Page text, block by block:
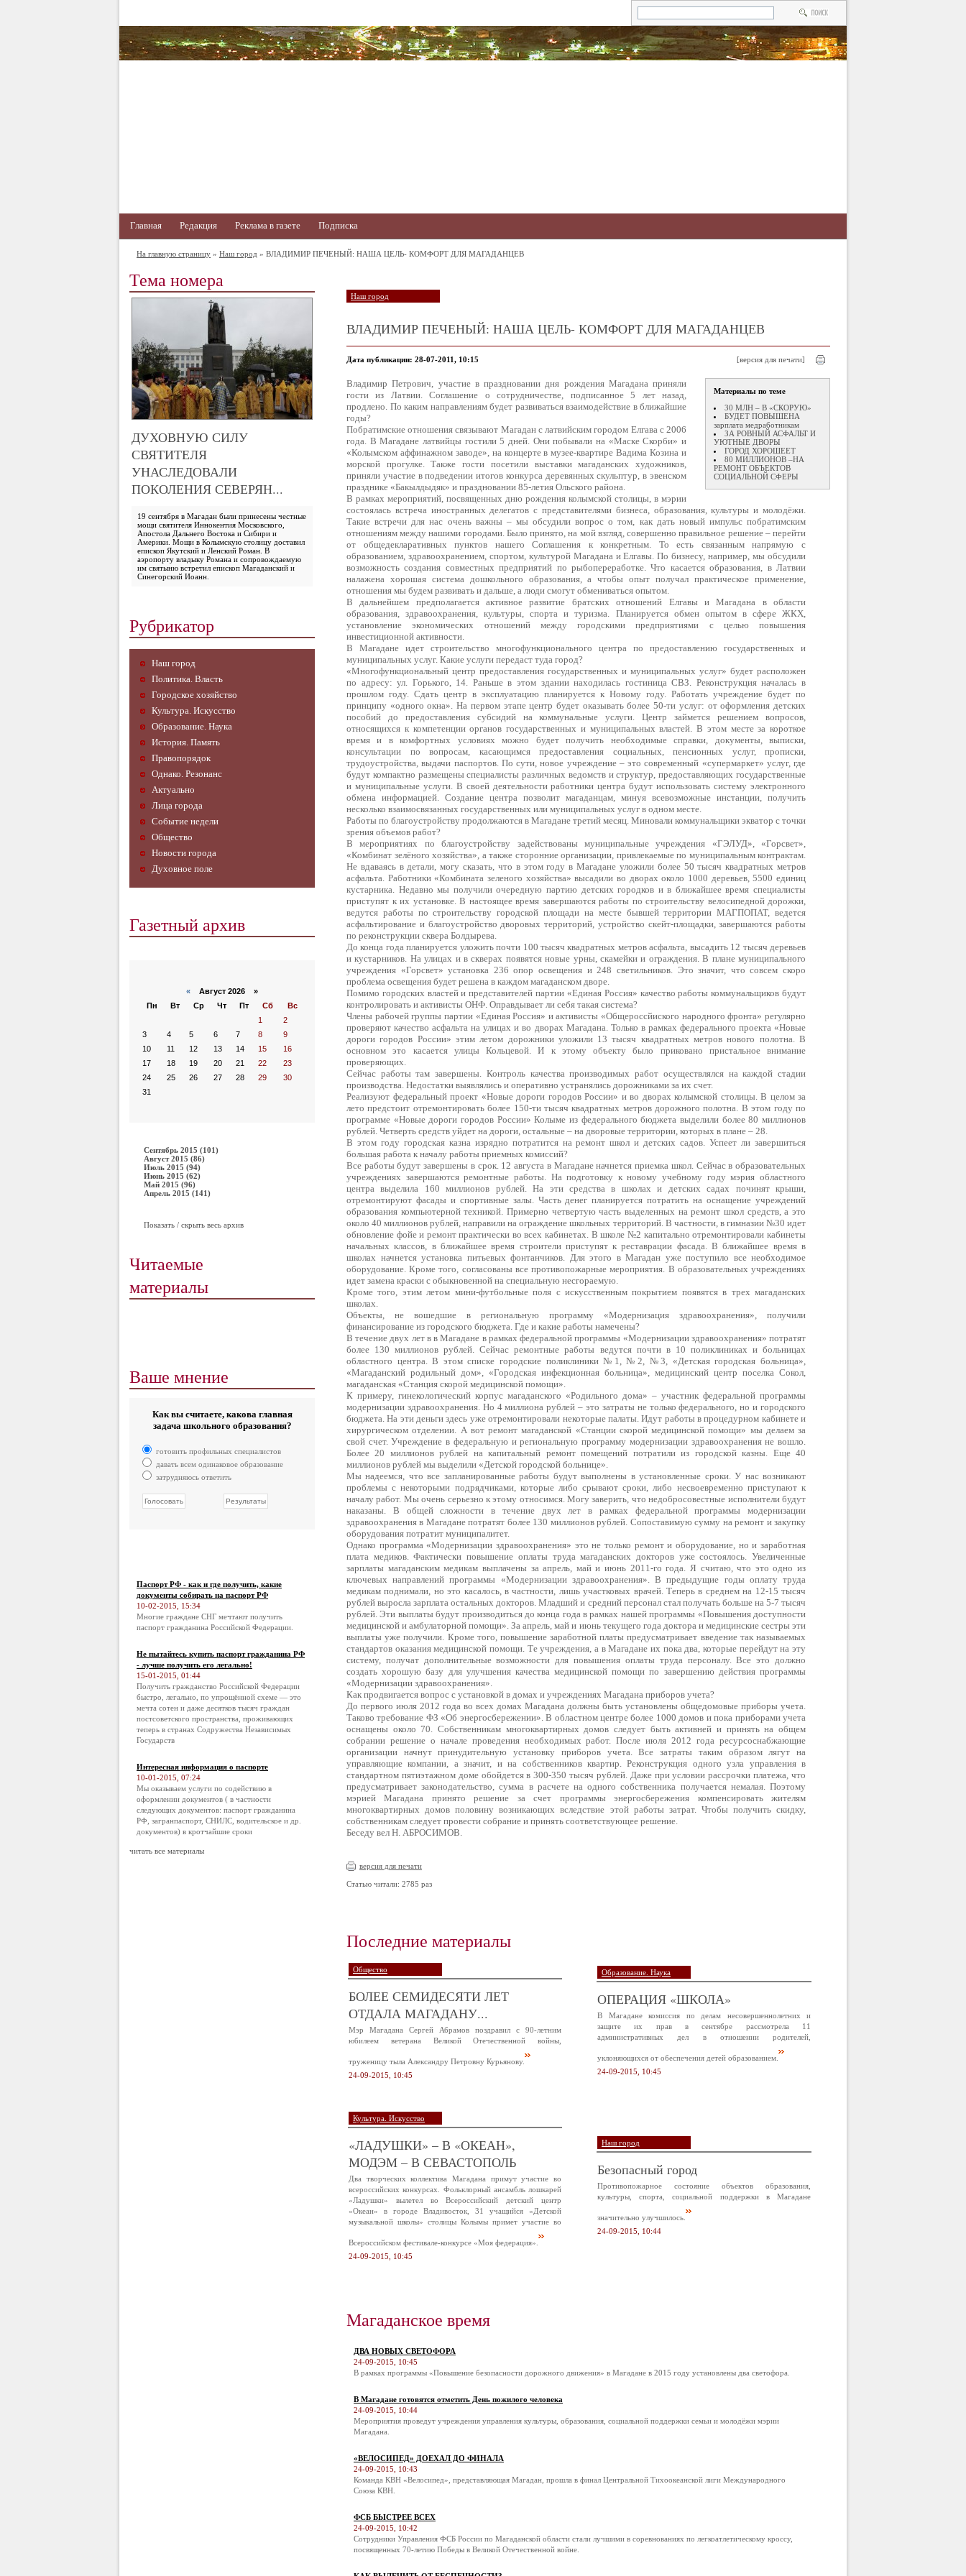
Главная Редакция Реклама в газете Подписка
На главную страницу » Наш город » ВЛАДИМИР ПЕЧЕНЫЙ: НАША ЦЕЛЬ- КОМФОРТ ДЛЯ МАГАДАНЦЕВ
Тема номера
ДУХОВНУЮ СИЛУ
СВЯТИТЕЛЯ
УНАСЛЕДОВАЛИ
ПОКОЛЕНИЯ СЕВЕРЯН...
19 сентября в Магадан были принесены честные
мощи святителя Иннокентия Московского,
Апостола Дальнего Востока и Сибири и
Америки. Мощи в Колымскую столицу доставил
епископ Якутский и Ленский Роман. В
аэропорту владыку Романа и сопровождаемую
им святыню встретил епископ Магаданский и
Синегорский Иоанн.
Рубрикатор
Наш город
Политика. Власть
Городское хозяйство
Культура. Искусство
Образование. Наука
История. Память
Правопорядок
Однако. Резонанс
Актуально
Лица города
Событие недели
Общество
Новости города
Духовное поле
Газетный архив
« Август 2026 »
Пн
Вт Ср Чт Пт Сб
Вс
1
2
3
4 5 6 7 8
9
10
11 12 13 14 15
16
17
18 19 20 21 22
23
24
25 26 27 28 29
30
31
Сентябрь 2015 (101)
Август 2015 (86)
Июль 2015 (94)
Июнь 2015 (62)
Май 2015 (96)
Апрель 2015 (141)
Показать / скрыть весь архив
Читаемые
материалы
Ваше мнение
Как вы считаете, какова главная
задача школьного образования?
готовить профильных специалистов
давать всем одинаковое образование
затрудняюсь ответить
Паспорт РФ - как и где получить, какие
документы собирать на паспорт РФ
10-02-2015, 15:34
Многие граждане СНГ мечтают получить
паспорт гражданина Российской Федерации.
Не пытайтесь купить паспорт гражданина РФ
- лучше получить его легально!
15-01-2015, 01:44
Получить гражданство Российской Федерации
быстро, легально, по упрощённой схеме — это
мечта сотен и даже десятков тысяч граждан
постсоветского пространства, проживающих
теперь в странах Содружества Независимых
Государств
Интересная информация о паспорте
10-01-2015, 07:24
Мы оказываем услуги по содействию в
оформлении документов ( в частности
следующих документов: паспорт гражданина
РФ, загранпаспорт, СНИЛС, водительское и др.
документов) в кротчайшие сроки
читать все материалы
Наш город
ВЛАДИМИР ПЕЧЕНЫЙ: НАША ЦЕЛЬ- КОМФОРТ ДЛЯ МАГАДАНЦЕВ
Дата публикации: 28-07-2011, 10:15 [версия для печати]
Материалы по теме
30 МЛН – В «СКОРУЮ»
БУДЕТ ПОВЫШЕНА
зарплата медработникам
ЗА РОВНЫЙ АСФАЛЬТ И
УЮТНЫЕ ДВОРЫ
ГОРОД ХОРОШЕЕТ
80 МИЛЛИОНОВ –НА
РЕМОНТ ОБЪЕКТОВ
СОЦИАЛЬНОЙ СФЕРЫ
Владимир Петрович, участие в праздновании дня рождения Магадана приняли
гости из Латвии. Соглашение о сотрудничестве, подписанное 5 лет назад,
продлено. По каким направлениям будет развиваться взаимодействие в ближайшие
годы?
Побратимские отношения связывают Магадан с латвийским городом Елгава с 2006
года. В Магадане латвийцы гостили 5 дней. Они побывали на «Маске Скорби» и
«Колымском аффинажном заводе», на концерте в музее-квартире Вадима Козина и
морской прогулке. Также гости посетили выставки магаданских художников,
приняли участие в подведении итогов конкурса деревянных скульптур, в эвенском
празднике «Бакылдыдяк» и праздновании 85-летия Ольского района.
В рамках мероприятий, посвященных дню рождения колымской столицы, в мэрии
состоялась встреча иностранных делегатов с представителями бизнеса, образования, культуры и молодёжи.
Такие встречи для нас очень важны – мы обсудили вопрос о том, как дать новый импульс побратимским
отношениям между нашими городами. Было принято, на мой взгляд, совершенно правильное решение – перейти
от общедекларативных пунктов нашего Соглашения к конкретным. То есть связанным напрямую с
образованием, здравоохранением, спортом, культурой Магадана и Елгавы. По бизнесу, например, мы обсудили
возможность создания совместных предприятий по рыбопереработке. Что касается образования, в Латвии
налажена хорошая система дошкольного образования, а чтобы опыт получал практическое применение,
отношения мы будем развивать и дальше, а люди смогут обмениваться опытом.
В дальнейшем предполагается активное развитие братских отношений Елгавы и Магадана в области
образования, здравоохранения, культуры, спорта и туризма. Планируется обмен опытом в сфере ЖКХ,
установление экономических отношений между городскими предприятиями с целью повышения
инвестиционной активности.
В Магадане идет строительство многофункционального центра по предоставлению государственных и
муниципальных услуг. Какие услуги передаст туда город?
«Многофункциональный центр предоставления государственных и муниципальных услуг» будет расположен
по адресу: ул. Горького, 14. Раньше в этом здании находилась гостиница СВЗ. Реконструкция началась в
прошлом году. Сдать центр в эксплуатацию планируется к Новому году. Работать учреждение будет по
принципу «одного окна». На первом этапе центр будет оказывать более 50-ти услуг: от оформления детских
пособий до предоставления субсидий на коммунальные услуги. Центр займется решением вопросов,
относящихся к компетенции органов государственных и муниципальных властей. В этом месте за короткое
время и в комфортных условиях можно будет получить необходимые справки, документы, выписки,
консультации по вопросам, касающимся предоставления социальных, пенсионных услуг, прописки,
трудоустройства, выдачи паспортов. По сути, новое учреждение – это современный «супермаркет» услуг, где
будут компактно размещены специалисты различных ведомств и структур, предоставляющих государственные
и муниципальные услуги. В своей деятельности работники центра будут использовать систему электронного
обмена информацией. Создание центра позволит магаданцам, минуя всевозможные инстанции, получить
несколько взаимосвязанных государственных или муниципальных услуг в одном месте.
Работы по благоустройству продолжаются в Магадане третий месяц. Миновали коммунальщики экватор с точки
зрения объемов работ?
В мероприятиях по благоустройству задействованы муниципальные учреждения «ГЭЛУД», «Горсвет»,
«Комбинат зелёного хозяйства», а также сторонние организации, привлекаемые по муниципальным контрактам.
Не вдаваясь в детали, могу сказать, что в этом году в Магадане уложили более 50 тысяч квадратных метров
асфальта. Работники «Комбината зеленого хозяйства» высадили во дворах около 1000 деревьев, 5500 единиц
кустарника. Недавно мы получили очередную партию детских городков и в ближайшее время специалисты
приступят к их установке. В настоящее время завершаются работы по строительству велосипедной дорожки,
ведутся работы по строительству городской площади на месте бывшей территории МАГПОПАТ, ведется
асфальтирование и благоустройство дворовых территорий, устройство скейт-площадки, завершаются работы
по реконструкции сквера Болдырева.
До конца года планируется уложить почти 100 тысяч квадратных метров асфальта, высадить 12 тысяч деревьев
и кустарников. На улицах и в скверах появятся новые урны, скамейки и ограждения. В плане муниципального
учреждения «Горсвет» установка 236 опор освещения и 248 светильников. Это значит, что совсем скоро
проблема освещения будет решена в каждом магаданском дворе.
Помимо городских властей и представителей партии «Единая Россия» качество работы коммунальщиков будут
контролировать и активисты ОНФ. Оправдывает ли себя такая система?
Члены рабочей группы партии «Единая Россия» и активисты «Общероссйиского народного фронта» регулярно
проверяют качество асфальта на улицах и во дворах Магадана. Только в рамках федерального проекта «Новые
дороги городов России» этим летом дорожники уложили 13 тысяч квадратных метров нового полотна. В
основном это касается улицы Кольцевой. И к этому объекту было приковано пристальное внимание
проверяющих.
Сейчас работы там завершены. Контроль качества производимых работ осуществлялся на каждой стадии
производства. Недостатки выявлялись и оперативно устранялись дорожниками за их счет.
Реализуют федеральный проект «Новые дороги городов России» и во дворах колымской столицы. В целом за
лето предстоит отремонтировать более 150-ти тысяч квадратных метров дорожного полотна. В этом году по
программе «Новые дороги городов России» Колыме из федерального бюджета выделили более 80 миллионов
рублей. Четверть средств уйдет на дороги, остальные – на дворовые территории, которых в плане – 28.
В этом году городская казна изрядно потратится на ремонт школ и детских садов. Успеет ли завершиться
большая работа к началу работы приемных комиссий?
Все работы будут завершены в срок. 12 августа в Магадане начнется приемка школ. Сейчас в образовательных
учреждениях завершаются ремонтные работы. На подготовку к новому учебному году мэрия областного
центра выделила 160 миллионов рублей. На эти средства в школах и детских садах починят крыши,
отремонтируют фасады и спортивные залы. Часть денег планируется потратить на оснащение учреждений
образования компьютерной техникой. Примерно четвертую часть выделенных на ремонт школ средств, а это
около 40 миллионов рублей, направили на ограждение школьных территорий. В частности, в гимназии №30 идет
обновление фойе и ремонт практически во всех кабинетах. В школе №2 капитально отремонтировали кабинеты
начальных классов, в ближайшее время строители приступят к реставрации фасада. В ближайшее время в
школах начнется установка питьевых фонтанчиков. Для этого в Магадан уже поступило все необходимое
оборудование. Кроме того, согласованы все противопожарные мероприятия. В образовательных учреждениях
идет замена краски с обыкновенной на специальную несгораемую.
Кроме того, этим летом мини-футбольные поля с искусственным покрытием появятся в трех магаданских
школах.
Объекты, не вошедшие в региональную программу «Модернизация здравоохранения», получили
финансирование из городского бюджета. Где и какие работы намечены?
В течение двух лет в в Магадане в рамках федеральной программы «Модернизации здравоохранения» потратят
более 130 миллионов рублей. Сейчас ремонтные работы ведутся почти в 10 поликлиниках и больницах
областного центра. В этом списке городские поликлиники №1, №2, №3, «Детская городская больница»,
«Магаданский родильный дом», «Городская инфекционная больница», медицинский центр поселка Сокол,
магаданская «Станция скорой медицинской помощи».
К примеру, гинекологический корпус магаданского «Родильного дома» – участник федеральной программы
модернизации здравоохранения. Но 4 миллиона рублей – это затраты не только федерального, но и городского
бюджета. На эти деньги здесь уже отремонтировали некоторые палаты. Идут работы в процедурном кабинете и
хирургическом отделении. А вот ремонт магаданской «Станции скорой медицинской помощи» мы делаем за
свой счет. Учреждение в федеральную и региональную программу модернизации здравоохранения не вошло.
Более 20 миллионов рублей на капитальный ремонт помещений потратили из городской казны. Еще 40
миллионов рублей мы выделили «Детской городской больнице».
Мы надеемся, что все запланированные работы будут выполнены в установленные сроки. У нас возникают
проблемы с некоторыми подрядчиками, которые либо срывают сроки, либо несвоевременно приступают к
началу работ. Мы очень серьезно к этому относимся. Могу заверить, что недобросовестные исполнители будут
наказаны. В общей сложности в течение двух лет в рамках федеральной программы модернизации
здравоохранения в Магадане потратят более 130 миллионов рублей. Сопоставимую сумму на ремонт и закупку
оборудования потратит муниципалитет.
Однако программа «Модернизации здравоохранения» это не только ремонт и оборудование, но и заработная
плата медиков. Фактически повышение оплаты труда магаданских докторов уже состоялось. Увеличенные
зарплаты магаданским медикам выплачены за апрель, май и июнь 2011-го года. Я считаю, что это одно из
ключевых направлений программы «Модернизации здравоохранения». В предыдущие годы оплату труда
медикам поднимали, но это касалось, в частности, лишь участковых врачей. Теперь в среднем на 12-15 тысяч
рублей выросла зарплата остальных докторов. Младший и средний персонал стал получать больше на 5-7 тысяч
рублей. Эти выплаты будут производиться до конца года в рамках нашей программы «Повышения доступности
медицинской и амбулаторной помощи». За апрель, май и июнь текущего года доктора и медицинские сестры эти
выплаты уже получили. Кроме того, повышение заработной платы предусматривает введение так называемых
стандартов оказания медицинской помощи. Те учреждения, а в Магадане их пока два, которые перейдут на эту
систему, получат дополнительные возможности для повышения оплаты труда персоналу. Все это должно
создать хорошую базу для улучшения качества медицинской помощи по завершению действия программы
«Модернизации здравоохранения».
Как продвигается вопрос с установкой в домах и учреждениях Магадана приборов учета?
До первого июля 2012 года во всех домах Магадана должны быть установлены общедомовые приборы учета.
Таково требование ФЗ «Об энергосбережении». В областном центре более 1000 домов и пока приборами учета
оснащены около 70. Собственникам многоквартирных домов следует быть активней и принять на общем
собрании решение о начале проведения необходимых работ. После июля 2012 года ресурсоснабжающие
организации начнут принудительную установку приборов учета. Все затраты таким образом лягут на
управляющие компании, а значит, и на собственников квартир. Реконструкция одного узла управления в
стандартном пятиэтажном доме обойдется в 300-350 тысяч рублей. Даже при условии рассрочки платежа, что
предусматривает законодательство, сумма в расчете на одного собственника получается немалая. Поэтому
мэрией Магадана принято решение за счет программы энергосбережения компенсировать жителям
многоквартирных домов половину возникающих вследствие этой работы затрат. Чтобы получить скидку,
собственникам следует провести собрание и принять соответствующее решение.
Беседу вел Н. АБРОСИМОВ.
версия для печати
Статью читали: 2785 раз
Последние материалы
Общество
БОЛЕЕ СЕМИДЕСЯТИ ЛЕТ
ОТДАЛА МАГАДАНУ...
Мэр Магадана Сергей Абрамов поздравил с 90-летним
юбилеем ветерана Великой Отечественной войны,
труженицу тыла Александру Петровну Курьянову.
24-09-2015, 10:45
Образование. Наука
ОПЕРАЦИЯ «ШКОЛА»
В Магадане комиссия по делам несовершеннолетних и
защите их прав в сентябре рассмотрела 11
административных дел в отношении родителей,
уклоняющихся от обеспечения детей образованием.
24-09-2015, 10:45
Культура. Искусство
«ЛАДУШКИ» – В «ОКЕАН»,
МОДЭМ – В СЕВАСТОПОЛЬ
Два творческих коллектива Магадана примут участие во
всероссийских конкурсах. Фольклорный ансамбль лошкарей
«Ладушки» вылетел во Всероссийский детский центр
«Океан» в городе Владивосток, 31 учащийся «Детской
музыкальной школы» столицы Колымы примет участие во
Всероссийском фестивале-конкурсе «Моя федерация».
24-09-2015, 10:45
Наш город
Безопасный город
Противопожарное состояние объектов образования,
культуры, спорта, социальной поддержки в Магадане
значительно улучшилось.
24-09-2015, 10:44
Магаданское время
ДВА НОВЫХ СВЕТОФОРА
24-09-2015, 10:45
В рамках программы «Повышение безопасности дорожного движения» в Магадане в 2015 году установлены два светофора.
В Магадане готовятся отметить День пожилого человека
24-09-2015, 10:44
Мероприятия проведут учреждения управления культуры, образования, социальной поддержки семьи и молодёжи мэрии
Магадана.
«ВЕЛОСИПЕД» ДОЕХАЛ ДО ФИНАЛА
24-09-2015, 10:43
Команда КВН «Велосипед», представляющая Магадан, прошла в финал Центральной Тихоокеанской лиги Международного
Союза КВН.
ФСБ БЫСТРЕЕ ВСЕХ
24-09-2015, 10:42
Сотрудники Управления ФСБ России по Магаданской области стали лучшими в соревнованиях по легкоатлетическому кроссу,
посвященных 70-летию Победы в Великой Отечественной войне.